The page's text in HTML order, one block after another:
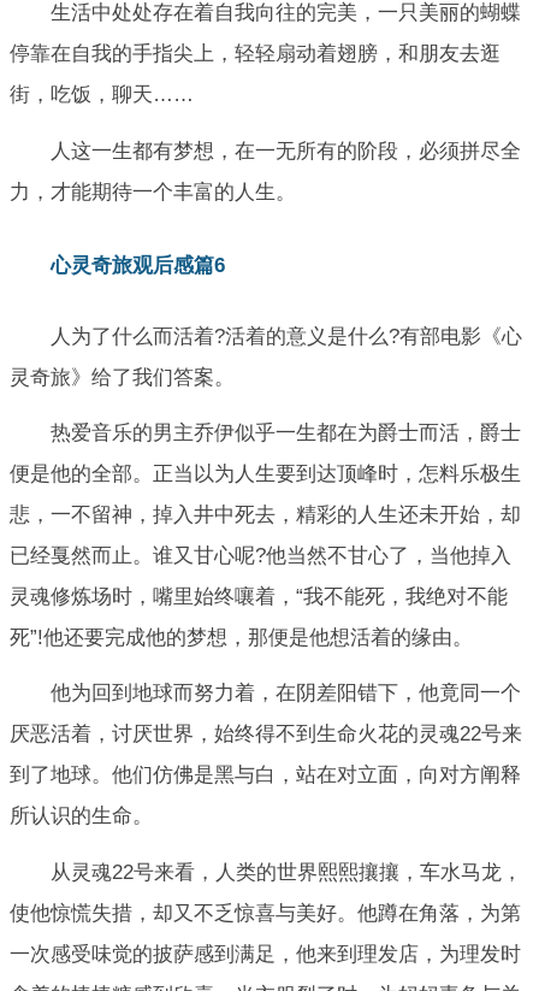
生活中处处存在着自我向往的完美，一只美丽的蝴蝶
停靠在自我的手指尖上，轻轻扇动着翅膀，和朋友去逛
街，吃饭，聊天……
人这一生都有梦想，在一无所有的阶段，必须拼尽全
力，才能期待一个丰富的人生。
心灵奇旅观后感篇6
人为了什么而活着?活着的意义是什么?有部电影《心
灵奇旅》给了我们答案。
热爱音乐的男主乔伊似乎一生都在为爵士而活，爵士
便是他的全部。正当以为人生要到达顶峰时，怎料乐极生
悲，一不留神，掉入井中死去，精彩的人生还未开始，却
已经戛然而止。谁又甘心呢?他当然不甘心了，当他掉入
灵魂修炼场时，嘴里始终嚷着，“我不能死，我绝对不能
死”!他还要完成他的梦想，那便是他想活着的缘由。
他为回到地球而努力着，在阴差阳错下，他竟同一个
厌恶活着，讨厌世界，始终得不到生命火花的灵魂22号来
到了地球。他们仿佛是黑与白，站在对立面，向对方阐释
所认识的生命。
从灵魂22号来看，人类的世界熙熙攘攘，车水马龙，
使他惊慌失措，却又不乏惊喜与美好。他蹲在角落，为第
一次感受味觉的披萨感到满足，他来到理发店，为理发时